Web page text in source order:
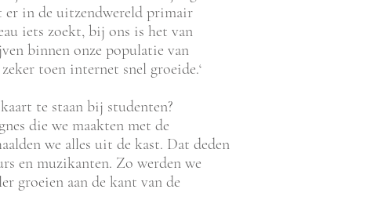
er in de uitzendwereld primair
iets zoekt, bij ons is het van
binnen onze populatie van
toen internet snel groeide.‘
te staan bij studenten?
die we maakten met de
we alles uit de kast. Dat deden
en muzikanten. Zo werden we
groeien aan de kant van de